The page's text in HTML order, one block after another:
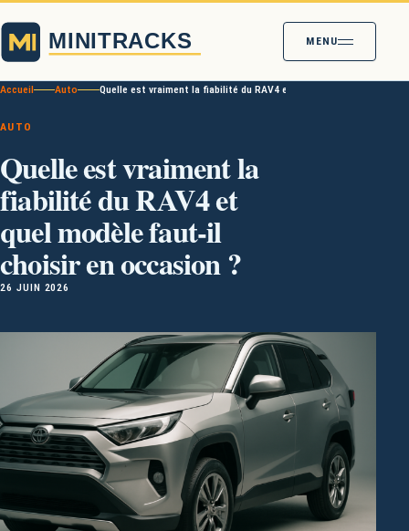
MENU
Accueil Auto Quelle est vraiment la fiabilité du RAV4 et quel modèle faut-il
AUTO
Quelle est vraiment la
fiabilité du RAV4 et
quel modèle faut-il
choisir en occasion ?
26 JUIN 2026